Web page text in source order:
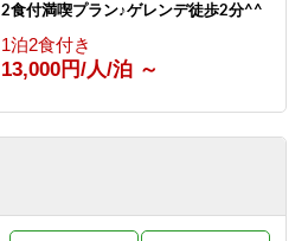
2食付満喫プラン♪ゲレンデ徒歩2分^^
1泊2食付き
13,000円/人/泊 ～